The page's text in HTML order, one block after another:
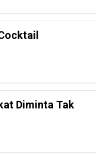
Diminta Tak